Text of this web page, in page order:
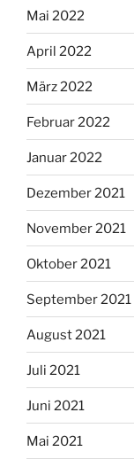
Mai 2022
April 2022
März 2022
Februar 2022
Januar 2022
Dezember 2021
November 2021
Oktober 2021
September 2021
August 2021
Juli 2021
Juni 2021
Mai 2021